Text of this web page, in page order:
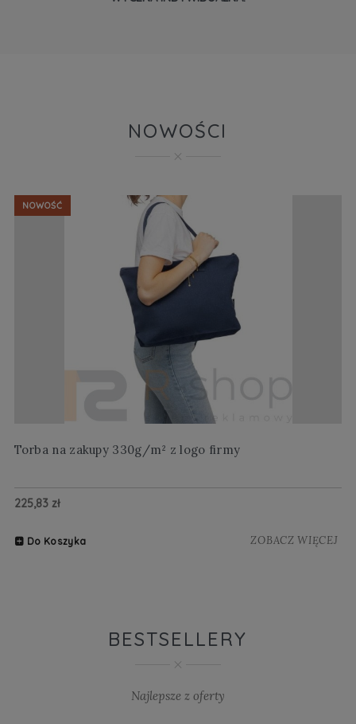
NOWOŚCI
Torba na zakupy 330g/m² z logo firmy
225,83 zł
Do Koszyka ZOBACZ WIĘCEJ
NOWOŚĆ
BESTSELLERY
Najlepsze z oferty